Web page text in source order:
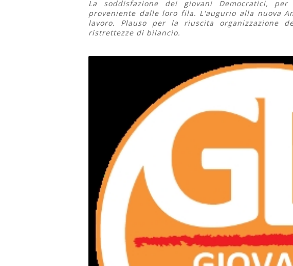
La soddisfazione dei giovani Democratici,
proveniente dalle loro fila. L'augurio alla nuova
lavoro. Plauso per la riuscita organizzazione
ristrettezze di bilancio.